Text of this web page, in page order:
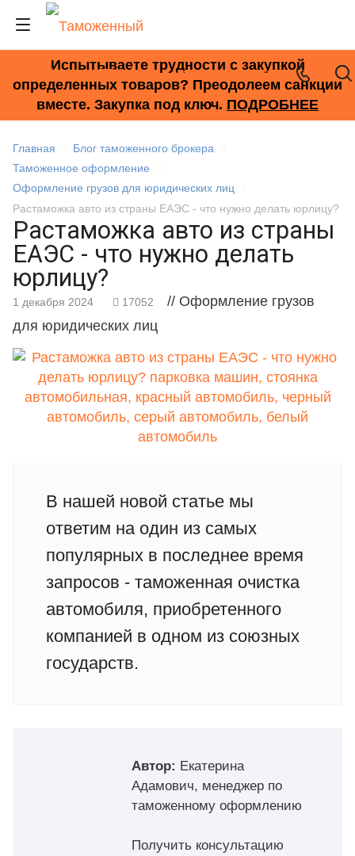
+7 (495) 278-33-33
Испытываете трудности с закупкой
определенных товаров? Преодолеем санкции
вместе. Закупка под ключ. ПОДРОБНЕЕ
Главная
Блог таможенного брокера
Таможенное оформление
Оформление грузов для юридических лиц
Растаможка авто из страны ЕАЭС - что нужно делать юрлицу?
Растаможка авто из страны
ЕАЭС - что нужно делать
юрлицу?
1 декабря 2024 17052
// Оформление грузов
для юридических лиц
В нашей новой статье мы
ответим на один из самых
популярных в последнее время
запросов - таможенная очистка
автомобиля, приобретенного
компанией в одном из союзных
государств.
Автор: Екатерина
Адамович, менеджер по
таможенному оформлению
Получить консультацию